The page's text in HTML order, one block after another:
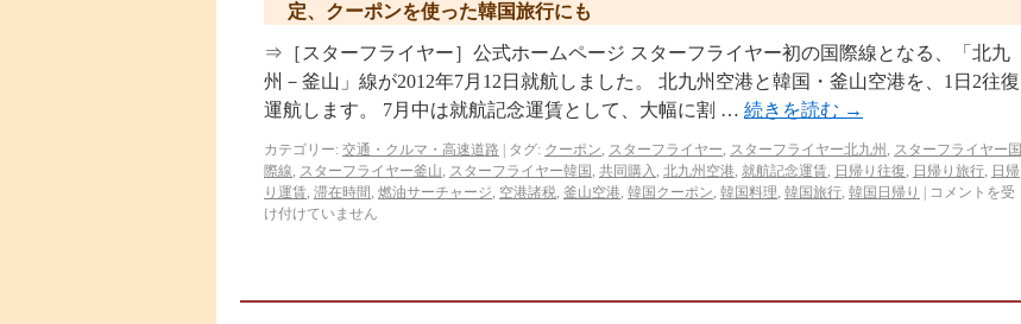
定、クーポンを使った韓国旅行にも
⇒［スターフライヤー］公式ホームページ スターフライヤー初の国際線となる、「北九
州－釜山」線が2012年7月12日就航しました。 北九州空港と韓国・釜山空港を、1日2往復
運航します。 7月中は就航記念運賃として、大幅に割 … 続きを読む →
カテゴリー: 交通・クルマ・高速道路 タグ: クーポン, スターフライヤー, スターフライヤー北九州 , スターフライヤー国
際線, スターフライヤー釜山, スターフライヤー韓国 , 共同購入 , 北九州空港, 就航記念運賃, 日帰り往復, 日帰り旅行, 日帰
り運賃, 滞在時間 , 燃油サーチャージ, 空港諸税, 釜山空港, 韓国クーポン, 韓国料理, 韓国旅行, 韓国日帰り
コメントを受
け付けていません